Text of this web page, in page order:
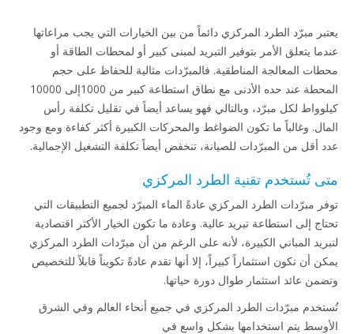
يعتبر مبرّد الطرد المركزي دائماً من بين الخيارات التي يجب مراعاتها
عندما يتعلق الأمر بتوفير التبريد لمبنى كبير أو لمحطات الطاقة أو
محطات المعالجة المناطقية. فالمبرّدات مثالية للحفاظ على حجم
المحطة عند حده الأدنى مع نطاق استطاعة كبير من 1000إلى 10000
كيلوواط لكل مبرّد، وبالتالي فهو يساعد أيضاً في تقليل تكلفة رأس
المال. وغالباً ما تكون الضواغط والمحركات الكبيرة أكثر كفاءة ومع وجود
عدد أقل من المبرّدات للصيانة، تنخفض أيضاً تكلفة التشغيل الإجمالية.
متى تُستخدم تقنية الطرد المركزي
توفر مبرّدات الطرد المركزي عادةً الماء المبرّد لجميع التطبيقات التي
تحتاج إلى استطاعة تبريد عالية. وعادة ما تكون الخيار الأكثر اقتصادية
لتبريد المباني الكبيرة، لأنه على الرغم من أن مبرّدات الطرد المركزي
يمكن أن تكون استثماراً كبيراً، إلا أنها تقدم عادةً تكويناً قابلاً للتخصيص
وتضمن عائد استثمار طوال دورة حياتها.
تُستخدم مبرّدات الطرد المركزي في جميع أنحاء العالم وفي الشرق
الأوسط يتم استخدامها بشكل واسع في